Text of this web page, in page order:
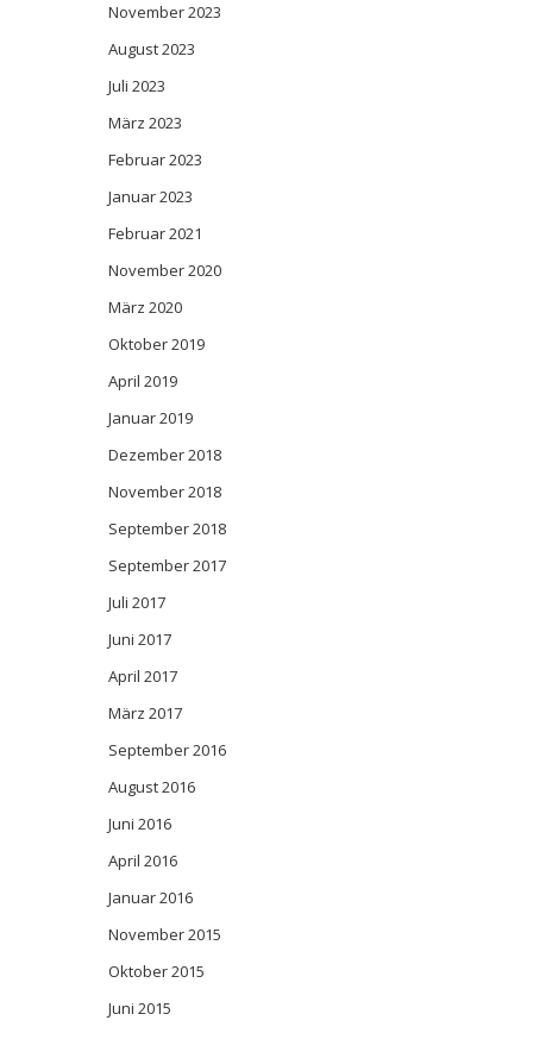
November 2023
August 2023
Juli 2023
März 2023
Februar 2023
Januar 2023
Februar 2021
November 2020
März 2020
Oktober 2019
April 2019
Januar 2019
Dezember 2018
November 2018
September 2018
September 2017
Juli 2017
Juni 2017
April 2017
März 2017
September 2016
August 2016
Juni 2016
April 2016
Januar 2016
November 2015
Oktober 2015
Juni 2015